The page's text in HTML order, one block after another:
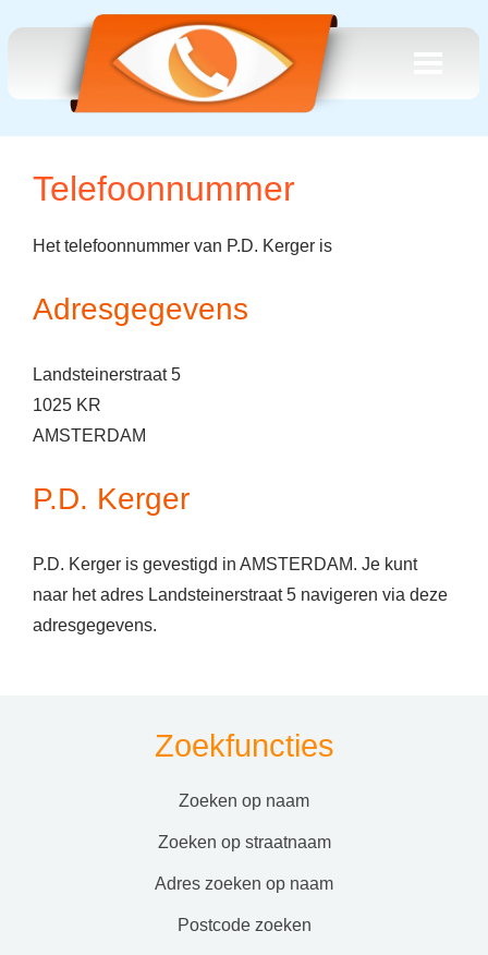
Telefoonnummer
Het telefoonnummer van P.D. Kerger is
Adresgegevens
Landsteinerstraat 5
1025 KR
AMSTERDAM
P.D. Kerger
P.D. Kerger is gevestigd in AMSTERDAM. Je kunt
naar het adres Landsteinerstraat 5 navigeren via deze
adresgegevens.
Zoekfuncties
zoeken op naam
zoeken op straatnaam
adres zoeken op naam
postcode zoeken